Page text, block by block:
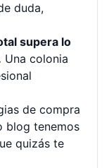
duda,
supera lo
Una colonia
de compra
blog tenemos
quizás te